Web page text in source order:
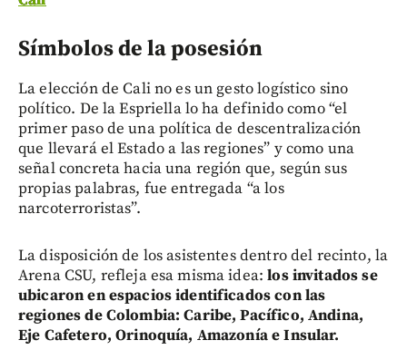
Símbolos de la posesión
La elección de Cali no es un gesto logístico sino
político. De la Espriella lo ha definido como “el
primer paso de una política de descentralización
que llevará el Estado a las regiones” y como una
señal concreta hacia una región que, según sus
propias palabras, fue entregada “a los
narcoterroristas”.
La disposición de los asistentes dentro del recinto, la
Arena CSU, refleja esa misma idea:los invitados se
ubicaron en espacios identificados con las
regiones de Colombia: Caribe, Pacífico, Andina,
Eje Cafetero, Orinoquía, Amazonía e Insular.